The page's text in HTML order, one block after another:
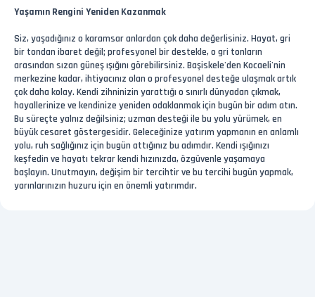
Yaşamın Rengini Yeniden Kazanmak
Siz, yaşadığınız o karamsar anlardan çok daha değerlisiniz. Hayat, gri
bir tondan ibaret değil; profesyonel bir destekle, o gri tonların
arasından sızan güneş ışığını görebilirsiniz. Başiskele'den Kocaeli'nin
merkezine kadar, ihtiyacınız olan o profesyonel desteğe ulaşmak artık
çok daha kolay. Kendi zihninizin yarattığı o sınırlı dünyadan çıkmak,
hayallerinize ve kendinize yeniden odaklanmak için bugün bir adım atın.
Bu süreçte yalnız değilsiniz; uzman desteği ile bu yolu yürümek, en
büyük cesaret göstergesidir. Geleceğinize yatırım yapmanın en anlamlı
yolu, ruh sağlığınız için bugün attığınız bu adımdır. Kendi ışığınızı
keşfedin ve hayatı tekrar kendi hızınızda, özgüvenle yaşamaya
başlayın. Unutmayın, değişim bir tercihtir ve bu tercihi bugün yapmak,
yarınlarınızın huzuru için en önemli yatırımdır.